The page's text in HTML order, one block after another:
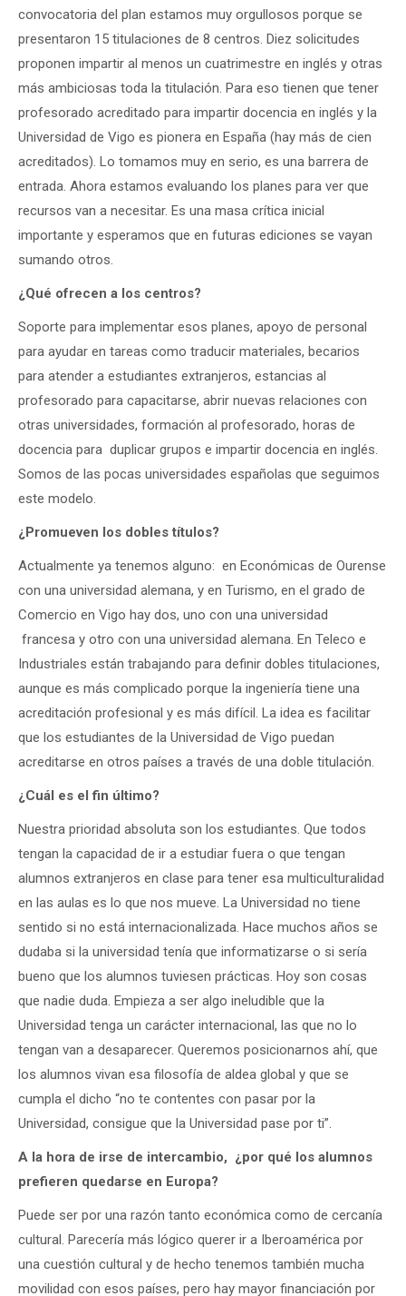
convocatoria del plan estamos muy orgullosos porque se
presentaron 15 titulaciones de 8 centros. Diez solicitudes
proponen impartir al menos un cuatrimestre en inglés y otras
más ambiciosas toda la titulación. Para eso tienen que tener
profesorado acreditado para impartir docencia en inglés y la
Universidad de Vigo es pionera en España (hay más de cien
acreditados). Lo tomamos muy en serio, es una barrera de
entrada. Ahora estamos evaluando los planes para ver que
recursos van a necesitar. Es una masa crítica inicial
importante y esperamos que en futuras ediciones se vayan
sumando otros.
¿Qué ofrecen a los centros?
Soporte para implementar esos planes, apoyo de personal
para ayudar en tareas como traducir materiales, becarios
para atender a estudiantes extranjeros, estancias al
profesorado para capacitarse, abrir nuevas relaciones con
otras universidades, formación al profesorado, horas de
docencia para duplicar grupos e impartir docencia en inglés.
Somos de las pocas universidades españolas que seguimos
este modelo.
¿Promueven los dobles títulos?
Actualmente ya tenemos alguno: en Económicas de Ourense
con una universidad alemana, y en Turismo, en el grado de
Comercio en Vigo hay dos, uno con una universidad
francesa y otro con una universidad alemana. En Teleco e
Industriales están trabajando para definir dobles titulaciones,
aunque es más complicado porque la ingeniería tiene una
acreditación profesional y es más difícil. La idea es facilitar
que los estudiantes de la Universidad de Vigo puedan
acreditarse en otros países a través de una doble titulación.
¿Cuál es el fin último?
Nuestra prioridad absoluta son los estudiantes. Que todos
tengan la capacidad de ir a estudiar fuera o que tengan
alumnos extranjeros en clase para tener esa multiculturalidad
en las aulas es lo que nos mueve. La Universidad no tiene
sentido si no está internacionalizada. Hace muchos años se
dudaba si la universidad tenía que informatizarse o si sería
bueno que los alumnos tuviesen prácticas. Hoy son cosas
que nadie duda. Empieza a ser algo ineludible que la
Universidad tenga un carácter internacional, las que no lo
tengan van a desaparecer. Queremos posicionarnos ahí, que
los alumnos vivan esa filosofía de aldea global y que se
cumpla el dicho “no te contentes con pasar por la
Universidad, consigue que la Universidad pase por ti”.
A la hora de irse de intercambio, ¿por qué los alumnos
prefieren quedarse en Europa?
Puede ser por una razón tanto económica como de cercanía
cultural. Parecería más lógico querer ir a Iberoamérica por
una cuestión cultural y de hecho tenemos también mucha
movilidad con esos países, pero hay mayor financiación por